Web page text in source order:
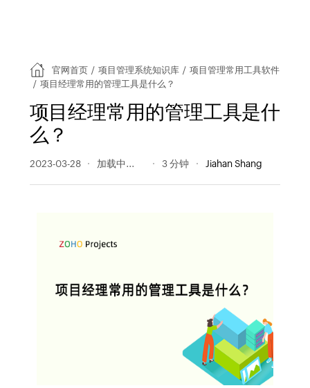
官网首页 / 项目管理系统知识库 / 项目管理常用工具软件
/ 项目经理常用的管理工具是什么？
项目经理常用的管理工具是什
么？
2023-03-28 265 阅读量 3 分钟 Jiahan Shang